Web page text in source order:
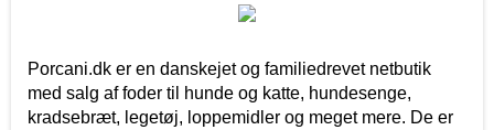
Porcani.dk er en danskejet og familiedrevet netbutik
med salg af foder til hunde og katte, hundesenge,
kradsebræt, legetøj, loppemidler og meget mere. De er